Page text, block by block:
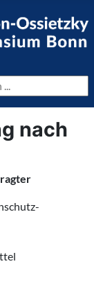
nach